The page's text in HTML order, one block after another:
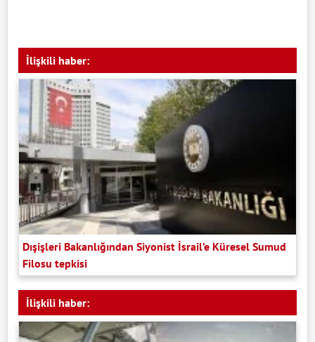
İlişkili haber:
Dışişleri Bakanlığından Siyonist İsrail’e Küresel Sumud
Filosu tepkisi
İlişkili haber: